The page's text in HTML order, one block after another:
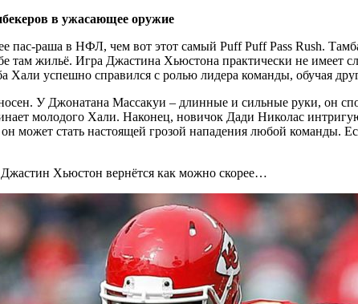
в ужасающее оружие
пас-раша в НФЛ, чем вот этот самый Puff Puff Pass Rush.
там жильё. Игра Джастина Хьюстона практически не
Хали успешно справился с ролью лидера команды, обучая
У Джонатана Массакуи – длинные и сильные руки, он
молодого Хали. Наконец, новичок Дади Николас
может стать настоящей грозой нападения любой команды.
Джастин Хьюстон вернётся как можно скорее…